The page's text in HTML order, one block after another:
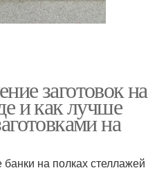
заготовок на
и как лучше
на
на полках стеллажей